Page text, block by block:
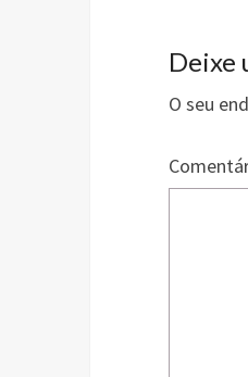
k
Deixe
O seu